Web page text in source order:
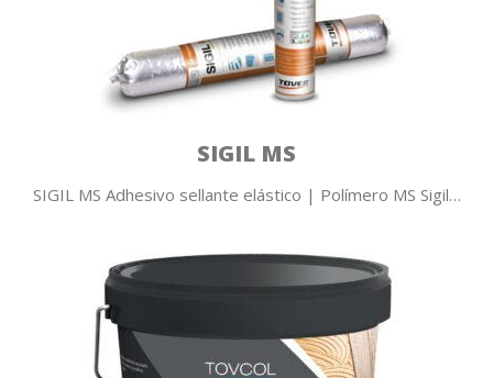
SIGIL MS
SIGIL MS Adhesivo sellante elástico | Polímero MS Sigil…